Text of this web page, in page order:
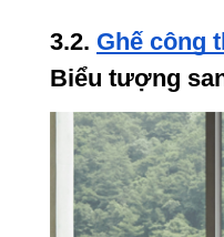
3.2. Ghế công
Biểu tượng